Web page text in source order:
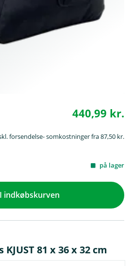
440,99 kr.
forsendelse- somkostninger fra 87,50 kr.
på lager
I indkøbskurven
81 x 36 x 32 cm